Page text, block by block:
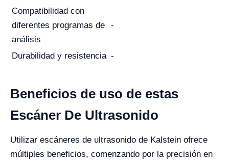
Compatibilidad con
diferentes programas de
análisis
-
Durabilidad y resistencia -
Beneficios de uso de estas
Escáner De Ultrasonido
Utilizar escáneres de ultrasonido de Kalstein ofrece
múltiples beneficios, comenzando por la precisión en